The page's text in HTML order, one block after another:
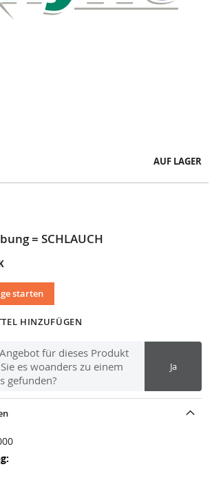
AUF LAGER
= SCHLAUCH
starten
HINZUFÜGEN
für dieses Produkt
es woanders zu einem
gefunden?
Ja